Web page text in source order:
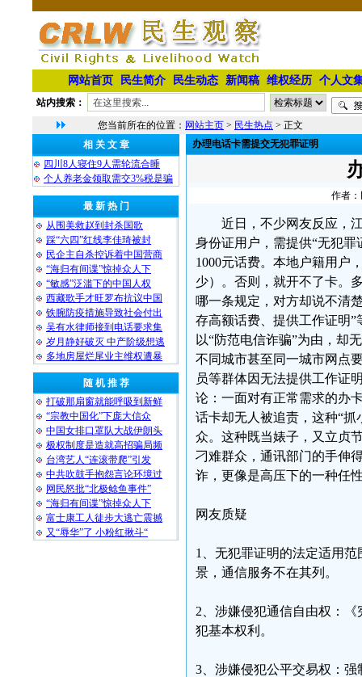
网站首页 民生简介 民生动态 新闻稿 维权经历 个人文
站内搜索：
您当前所在的位置： 网站主页 > 民生热点 > 正文
相 关 文 章
四川8人寝住9人需轮流合睡
个人养老金领取需交3%税是骗
最 新 热 门
从围美救赵到封杀国歌
踩“六四”红线李佳琦被封
民企主自杀控诉着中国营商
“海归有间谍”惊掉众人下
“敏感”泛滥下的中国人权
西藏歌手才旺罗布抗议中国
铁腕防疫措施导致社会付出
吴有水律师接到电话要求集
岁月静好破灭 中产阶级想逃
多地房屋烂尾业主维权遭暴
随 机 推 荐
打破那扇窗就能呼吸到新鲜
“宗教中国化”下庞大信众
中国女排口罩队大战伊朗头
极权制度是造就高招骗局频
台湾艺人“连滚带爬”引发
中共吹鼓手抱怨言论环境过
网民怒批“北极鲶鱼事件”
“海归有间谍”惊掉众人下
富士康工人徒步大逃亡震撼
又“辱华”了 小粉红揪斗“
办理电话卡需提交无犯罪证明
作者：
近日，不少网友反应，
身份证用户，需提供“无犯罪
1000元话费。本地户籍用户
少）。否则，就开不了卡。
哪一条规定，对方却说不清
存高额话费、提供工作证明
以“防范电信诈骗”为由，却
不同城市甚至同一城市网点
员等群体因无法提供工作证
论：一面对有正常需求的办
话卡却无人被追责，这种“
众。这种既当婊子，又立贞
刁难群众，通讯部门的手伸
诈，更像是高压下的一种任
网友质疑
1、无犯罪证明的法定适用
景，通信服务不在其列。
2、涉嫌侵犯通信自由权：
犯基本权利。
3、涉嫌侵犯公平交易权：